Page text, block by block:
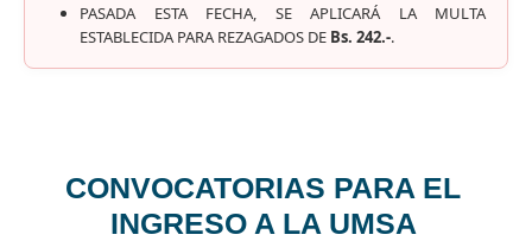
PASADA ESTA FECHA, SE APLICARÁ LA MULTA
ESTABLECIDA PARA REZAGADOS DE Bs. 242.-.
CONVOCATORIAS PARA EL
INGRESO A LA UMSA